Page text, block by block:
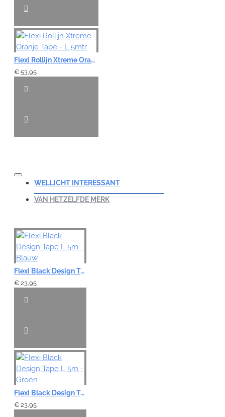
Flexi Rollijn Xtreme Oranje Tape - L 5mtr
€ 53,95
WELLICHT INTERESSANT
VAN HETZELFDE MERK
Flexi Black Design Tape L 5m - Blauw
€ 23,95
Flexi Black Design Tape L 5m - Groen
€ 23,95